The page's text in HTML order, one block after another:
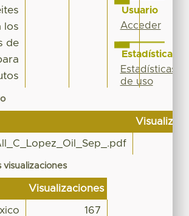
los
de
visualizaciones
Visualizaciones
167
Usuario
Acceder
Estadísticas
Estadísticas
de uso